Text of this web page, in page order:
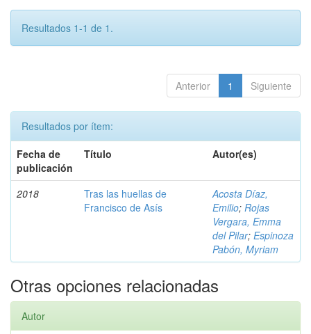
Resultados 1-1 de 1.
Anterior 1 Siguiente
Resultados por ítem:
Fecha de
publicación
Título Autor(es)
2018
Tras las huellas de
Francisco de Asís
Acosta Díaz,
Emilio; Rojas
Vergara, Emma
del Pilar; Espinoza
Pabón, Myriam
Otras opciones relacionadas
Autor